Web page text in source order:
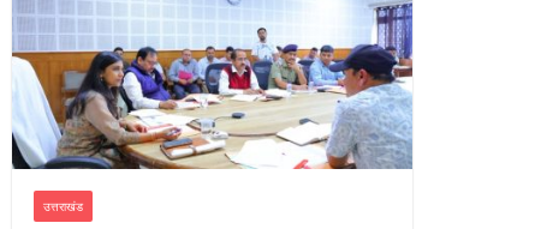
उत्तराखंड